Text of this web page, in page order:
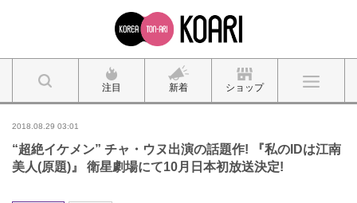
注目 新着 ショップ
2018.08.29 03:01
“超絶イケメン” チャ・ウヌ出演の話題作! 『私のIDは江南
美人(原題)』 衛星劇場にて10月日本初放送決定!